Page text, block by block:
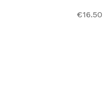
€16.50